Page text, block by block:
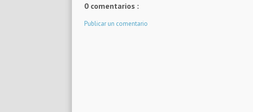
0 comentarios :
Publicar un comentario